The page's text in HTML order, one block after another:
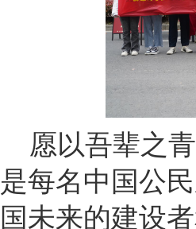
愿以吾辈之
是每名中国公
国未来的建设